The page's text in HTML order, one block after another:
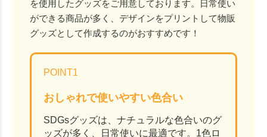
を使用したグッズをご用意しております。日常使い
ができる商品が多く、デザインをプリントして物販
グッズとして作成するのがおすすめです！
POINT1
おしゃれで使いやすい色合い
SDGsグッズは、ナチュラルな色合いのグ
ッズが多く、日常使いに最適です。1色ロ